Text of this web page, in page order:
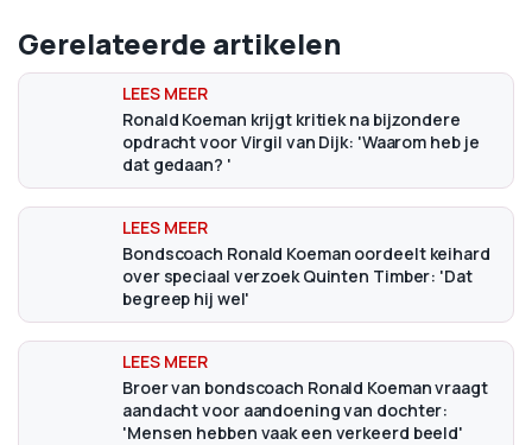
Gerelateerde artikelen
Ronald Koeman krijgt kritiek na bijzondere
opdracht voor Virgil van Dijk: 'Waarom heb je
dat gedaan? '
Bondscoach Ronald Koeman oordeelt keihard
over speciaal verzoek Quinten Timber: 'Dat
begreep hij wel'
Broer van bondscoach Ronald Koeman vraagt
aandacht voor aandoening van dochter:
'Mensen hebben vaak een verkeerd beeld'